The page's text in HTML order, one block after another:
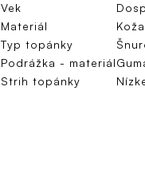
Vek
Materiál
Koža
Typ topánky
Podrážka - materiál
Strih topánky